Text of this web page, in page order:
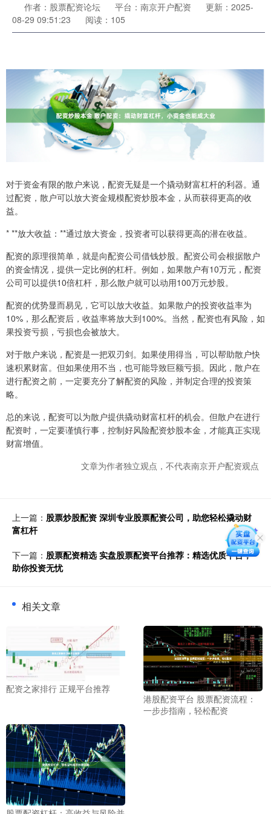
作者：股票配资论坛 平台：南京开户配资
更新：2025-
08-29 09:51:23
阅读：105
对于资金有限的散户来说，配资无疑是一个撬动财富杠杆的利器。通
过配资，散户可以放大资金规模配资炒股本金，从而获得更高的收
益。
* **放大收益：**通过放大资金，投资者可以获得更高的潜在收益。
配资的原理很简单，就是向配资公司借钱炒股。配资公司会根据散户
的资金情况，提供一定比例的杠杆。例如，如果散户有10万元，配资
公司可以提供10倍杠杆，那么散户就可以动用100万元炒股。
配资的优势显而易见，它可以放大收益。如果散户的投资收益率为
10%，那么配资后，收益率将放大到100%。当然，配资也有风险，如
果投资亏损，亏损也会被放大。
对于散户来说，配资是一把双刃剑。如果使用得当，可以帮助散户快
速积累财富。但如果使用不当，也可能导致巨额亏损。因此，散户在
进行配资之前，一定要充分了解配资的风险，并制定合理的投资策
略。
总的来说，配资可以为散户提供撬动财富杠杆的机会。但散户在进行
配资时，一定要谨慎行事，控制好风险配资炒股本金，才能真正实现
财富增值。
文章为作者独立观点，不代表南京开户配资观点
上一篇： 股票炒股配资 深圳专业股票配资公司，助您轻松撬动财
富杠杆
下一篇： 股票配资精选 实盘股票配资平台推荐：精选优质平台，
助你投资无忧
相关文章
配资之家排行 正规平台推荐
港股配资平台 股票配资流程：
一步步指南，轻松配资